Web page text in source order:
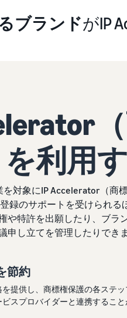
ブランドがIP
利用
を対象にIP Accelerator（商
録のサポートを受けられる
や特許を出願したり、ブラ
申し立てを管理したりできま
節約
提供し、商標権保護の各ステ
スプロバイダーと連携すること